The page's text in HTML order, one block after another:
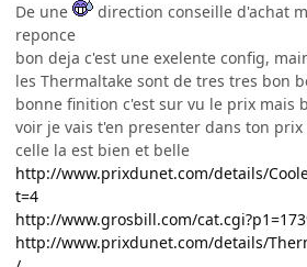
De une
direction conseille d'achat
reponce
bon deja c'est une exelente config,
les Thermaltake sont de tres tres bon
bonne finition c'est sur vu le prix mais
voir je vais t'en presenter dans ton prix
celle la est bien et belle
http://www.prixdunet.com/details/
t=4
http://www.grosbill.com/
http://www.prixdunet.com/details/